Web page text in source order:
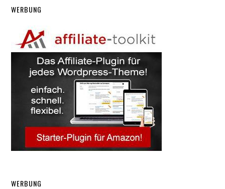
WERBUNG
WERBUNG